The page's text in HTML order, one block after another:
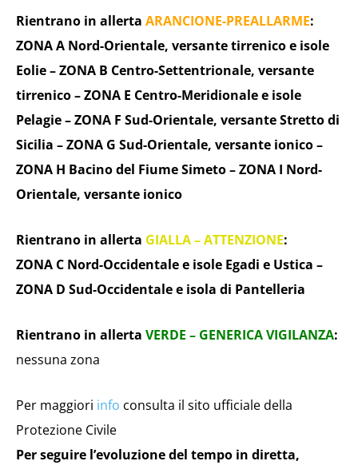
Rientrano in allerta ARANCIONE-PREALLARME:
ZONA A Nord-Orientale, versante tirrenico e isole
Eolie – ZONA B Centro-Settentrionale, versante
tirrenico – ZONA E Centro-Meridionale e isole
Pelagie – ZONA F Sud-Orientale, versante Stretto di
Sicilia – ZONA G Sud-Orientale, versante ionico –
ZONA H Bacino del Fiume Simeto – ZONA I Nord-
Orientale, versante ionico
Rientrano in allerta GIALLA – ATTENZIONE:
ZONA C Nord-Occidentale e isole Egadi e Ustica –
ZONA D Sud-Occidentale e isola di Pantelleria
Rientrano in allerta VERDE – GENERICA VIGILANZA:
nessuna zona
Per maggiori info consulta il sito ufficiale della
Protezione Civile
Per seguire l’evoluzione del tempo in diretta,